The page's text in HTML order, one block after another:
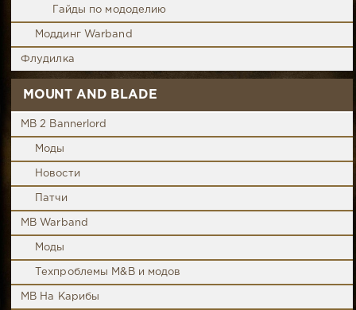
Гайды по мододелию
Моддинг Warband
Флудилка
MOUNT AND BLADE
MB 2 Bannerlord
Моды
Новости
Патчи
MB Warband
Моды
Техпроблемы M&B и модов
MB На Карибы